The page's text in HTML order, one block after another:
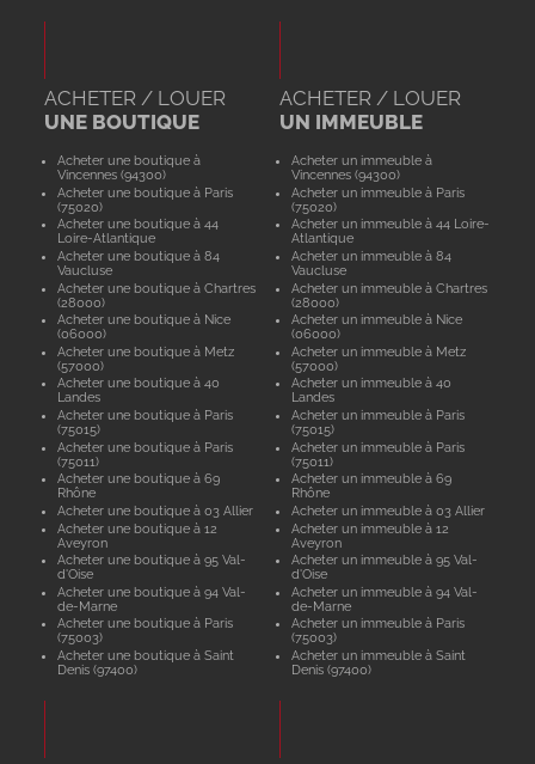
ACHETER / LOUER
UNE BOUTIQUE
Acheter une boutique à
Vincennes (94300)
Acheter une boutique à Paris
(75020)
Acheter une boutique à 44
Loire-Atlantique
Acheter une boutique à 84
Vaucluse
Acheter une boutique à Chartres
(28000)
Acheter une boutique à Nice
(06000)
Acheter une boutique à Metz
(57000)
Acheter une boutique à 40
Landes
Acheter une boutique à Paris
(75015)
Acheter une boutique à Paris
(75011)
Acheter une boutique à 69
Rhône
Acheter une boutique à 03 Allier
Acheter une boutique à 12
Aveyron
Acheter une boutique à 95 Val-
d'Oise
Acheter une boutique à 94 Val-
de-Marne
Acheter une boutique à Paris
(75003)
Acheter une boutique à Saint
Denis (97400)
ACHETER / LOUER
UN IMMEUBLE
Acheter un immeuble à
Vincennes (94300)
Acheter un immeuble à Paris
(75020)
Acheter un immeuble à 44 Loire-
Atlantique
Acheter un immeuble à 84
Vaucluse
Acheter un immeuble à Chartres
(28000)
Acheter un immeuble à Nice
(06000)
Acheter un immeuble à Metz
(57000)
Acheter un immeuble à 40
Landes
Acheter un immeuble à Paris
(75015)
Acheter un immeuble à Paris
(75011)
Acheter un immeuble à 69
Rhône
Acheter un immeuble à 03 Allier
Acheter un immeuble à 12
Aveyron
Acheter un immeuble à 95 Val-
d'Oise
Acheter un immeuble à 94 Val-
de-Marne
Acheter un immeuble à Paris
(75003)
Acheter un immeuble à Saint
Denis (97400)